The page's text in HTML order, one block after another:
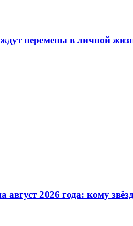
перемены в личной
август 2026 года: кому